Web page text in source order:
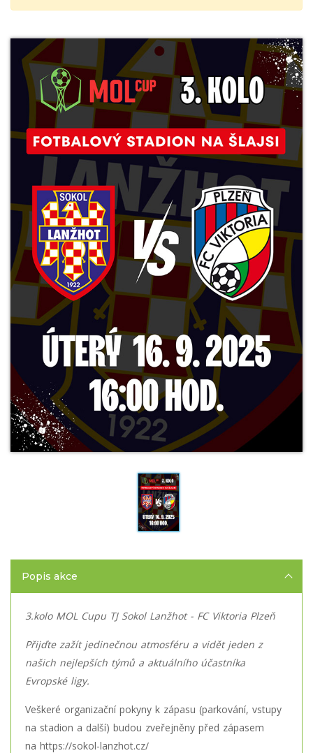
Popis akce
3.kolo MOL Cupu TJ Sokol Lanžhot - FC Viktoria Plzeň
Přijďte zažít jedinečnou atmosféru a vidět jeden z
našich nejlepších týmů a aktuálního účastníka
Evropské ligy.
Veškeré organizační pokyny k zápasu (parkování, vstupy
na stadion a další) budou zveřejněny před zápasem
na https://sokol-lanzhot.cz/